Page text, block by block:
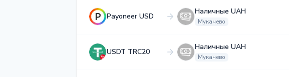
Payoneer USD
Наличные UAH
Мукачево
USDT TRC20
Наличные UAH
Мукачево